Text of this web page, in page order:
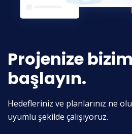
Projenize
başlayın.
Hedefleriniz ve planlarınız ne
uyumlu şekilde çalışıyoruz.